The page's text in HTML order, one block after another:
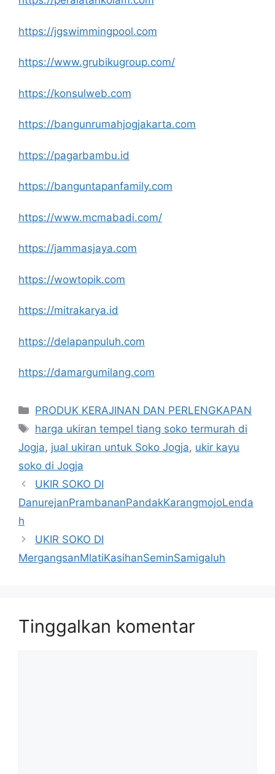
https://jgswimmingpool.com
https://www.grubikugroup.com/
https://konsulweb.com
https://bangunrumahjogjakarta.com
https://pagarbambu.id
https://banguntapanfamily.com
https://www.mcmabadi.com/
https://jammasjaya.com
https://wowtopik.com
https://mitrakarya.id
https://delapanpuluh.com
https://damargumilang.com
Kategori
PRODUK KERAJINAN DAN PERLENGKAPAN
Tag
harga ukiran tempel tiang soko termurah di
Jogja, jual ukiran untuk Soko Jogja, ukir kayu
soko di Jogja
UKIR SOKO DI
DanurejanPrambananPandakKarangmojoLenda
h
UKIR SOKO DI
MergangsanMlatiKasihanSeminSamigaluh
Tinggalkan komentar